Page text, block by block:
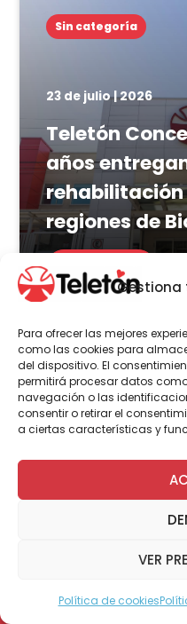
Gestiona
Para ofrecer las mejores
como las cookies para
del dispositivo. El
permitirá procesar datos
navegación o las
consentir o retirar el
a ciertas características y
VER
Política de cookies
Sin categoría
23 de julio | 2026
Teletón
años
regiones de
LEER MÁS
Actualidad
23 de julio | 2026
Programa
de Teletón
viviendas a
LEER MÁS Modo